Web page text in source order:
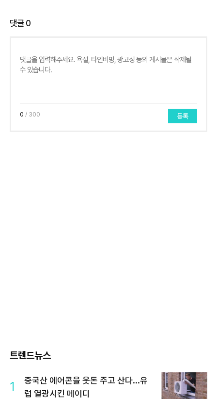
댓글0
0 / 300 등록
트렌드뉴스
1
중국산 에어콘을 웃돈 주고 산다...유
럽 열광시킨 메이디